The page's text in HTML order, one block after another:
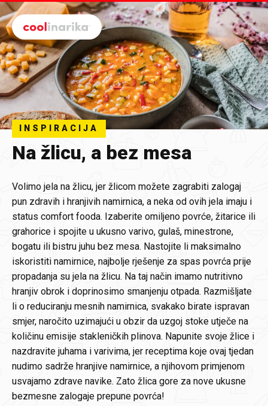
Preskoči na glavni sadržaj
INSPIRACIJA
Na žlicu, a bez mesa
Volimo jela na žlicu, jer žlicom možete zagrabiti zalogaj
pun zdravih i hranjivih namirnica, a neka od ovih jela imaju i
status comfort fooda. Izaberite omiljeno povrće, žitarice ili
grahorice i spojite u ukusno varivo, gulaš, minestrone,
bogatu ili bistru juhu bez mesa. Nastojite li maksimalno
iskoristiti namirnice, najbolje rješenje za spas povrća prije
propadanja su jela na žlicu. Na taj način imamo nutritivno
hranjiv obrok i doprinosimo smanjenju otpada. Razmišljate
li o reduciranju mesnih namirnica, svakako birate ispravan
smjer, naročito uzimajući u obzir da uzgoj stoke utječe na
količinu emisije stakleničkih plinova. Napunite svoje žlice i
nazdravite juhama i varivima, jer receptima koje ovaj tjedan
nudimo sadrže hranjive namirnice, a njihovom primjenom
usvajamo zdrave navike. Zato žlica gore za nove ukusne
bezmesne zalogaje prepune povrća!